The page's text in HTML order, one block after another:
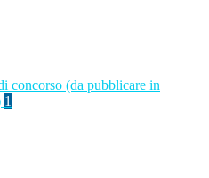
concorso (da pubblicare in
1